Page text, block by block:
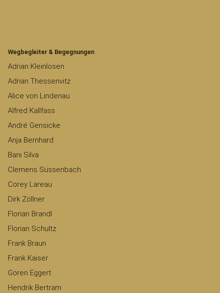
Wegbegleiter & Begegnungen
Adrian Kleinlosen
Adrian Thessenvitz
Alice von Lindenau
Alfred Kallfass
André Gensicke
Anja Bernhard
Bani Silva
Clemens Süssenbach
Corey Lareau
Dirk Zöllner
Florian Brandl
Florian Schultz
Frank Braun
Frank Kaiser
Gören Eggert
Hendrik Bertram